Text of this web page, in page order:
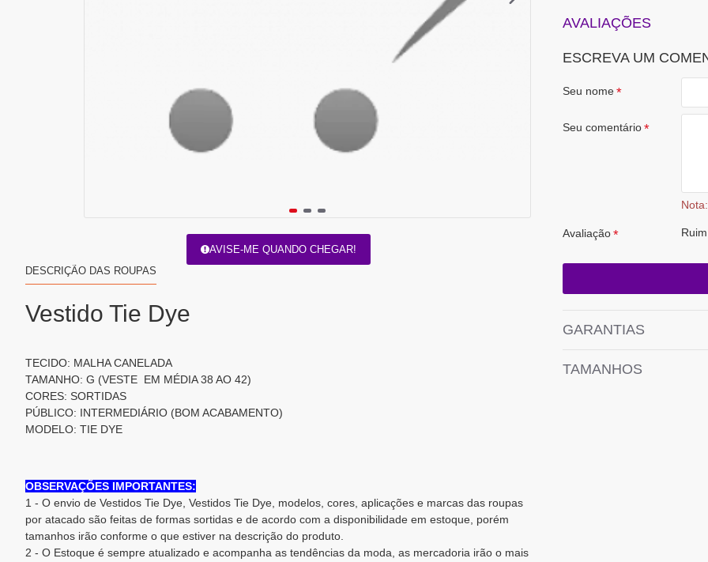
AVISE-ME QUANDO CHEGAR!
DESCRIÇÃO DAS ROUPAS
Vestido Tie Dye
TECIDO: MALHA CANELADA
TAMANHO: G (VESTE EM MÉDIA 38 AO 42)
CORES: SORTIDAS
PÚBLICO: INTERMEDIÁRIO (BOM ACABAMENTO)
MODELO: TIE DYE
OBSERVAÇÕES IMPORTANTES:
1 - O envio de Vestidos Tie Dye, Vestidos Tie Dye, modelos, cores, aplicações e marcas das roupas
por atacado são feitas de formas sortidas e de acordo com a disponibilidade em estoque, porém
tamanhos irão conforme o que estiver na descrição do produto.
2 - O Estoque é sempre atualizado e acompanha as tendências da moda, as mercadoria irão o mais
AVALIAÇÕES
ESCREVA UM
Seu nome
Seu comentário
Nota:
Avaliação Ruim
GARANTIAS
TAMANHOS